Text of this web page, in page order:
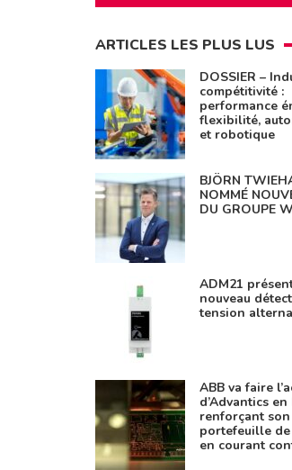
ARTICLES LES PLUS LUS
DOSSIER –
compétitivité :
performance
flexibilité,
et robotique
BJÖRN
NOMMÉ
DU GROUPE
ADM21
nouveau
tension
ABB va faire
d’Advantics en
renforçant son
portefeuille
en courant